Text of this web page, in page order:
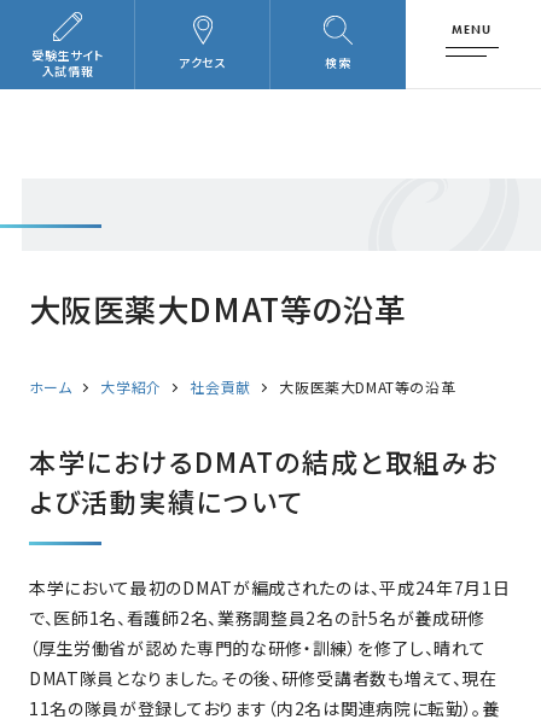
検索
アクセス
受験生サイト
入試情報
MENU
大阪医薬大DMAT等の沿革
ホーム 大学紹介 社会貢献 大阪医薬大DMAT等の沿革
本学におけるDMATの結成と取組みお
よび活動実績について
本学において最初のDMATが編成されたのは、平成24年7月1日
で、医師1名、看護師2名、業務調整員2名の計5名が養成研修
（厚生労働省が認めた専門的な研修・訓練）を修了し、晴れて
DMAT隊員となりました。その後、研修受講者数も増えて、現在
11名の隊員が登録しております（内2名は関連病院に転勤）。養